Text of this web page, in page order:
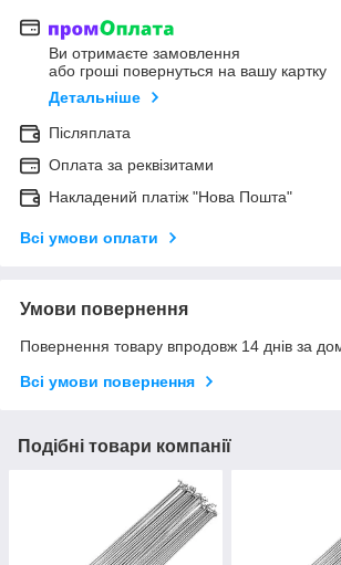
Ви отримаєте замовлення
або гроші повернуться на вашу картку
Детальніше
Післяплата
Оплата за реквізитами
Накладений платіж "Нова Пошта"
Всі умови оплати
Умови повернення
Повернення товару впродовж 14 днів за
Всі умови повернення
Подібні товари компанії